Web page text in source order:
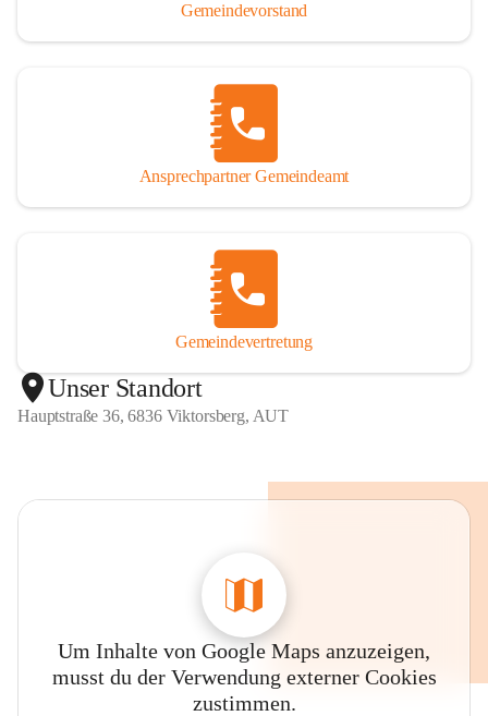
Gemeindevorstand
Ansprechpartner Gemeindeamt
Gemeindevertretung
Unser Standort
Hauptstraße 36, 6836 Viktorsberg, AUT
Um Inhalte von Google Maps anzuzeigen,
musst du der Verwendung externer Cookies
zustimmen.